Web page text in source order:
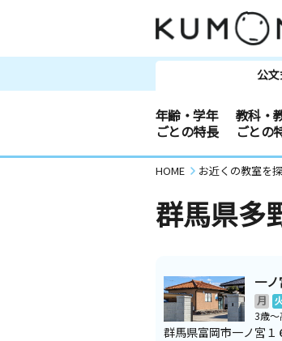
公
年齢・学年
ごとの特長
教科・
ごとの
HOME お近くの教室を
群馬県多
一
月
3歳～
群馬県富岡市一ノ宮１